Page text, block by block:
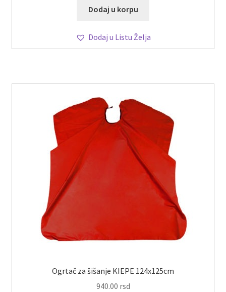
Dodaj u korpu
Dodaj u Listu Želja
Ogrtač za šišanje KIEPE 124x125cm
940.00 rsd